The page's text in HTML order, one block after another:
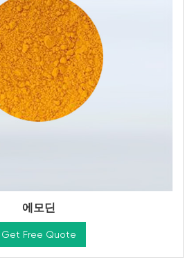
에모딘
Get Free Quote